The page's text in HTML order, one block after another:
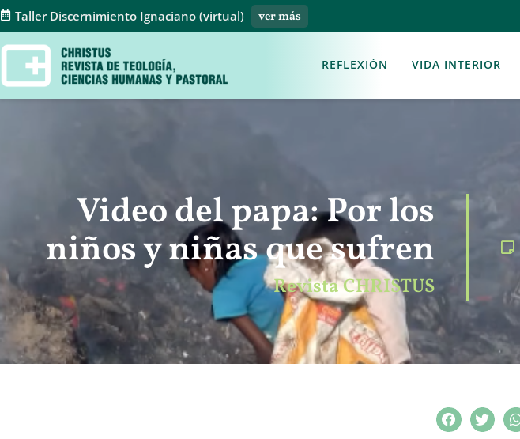
Taller Discernimiento Ignaciano (virtual) ver más
REFLEXIÓN VIDA INTERIOR
Video del papa: Por los
niños y niñas que sufren
Revista CHRISTUS